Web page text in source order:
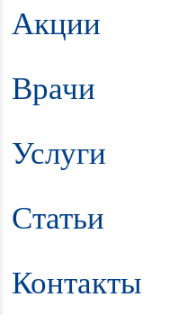
Акции
Врачи
Услуги
Статьи
Контакты